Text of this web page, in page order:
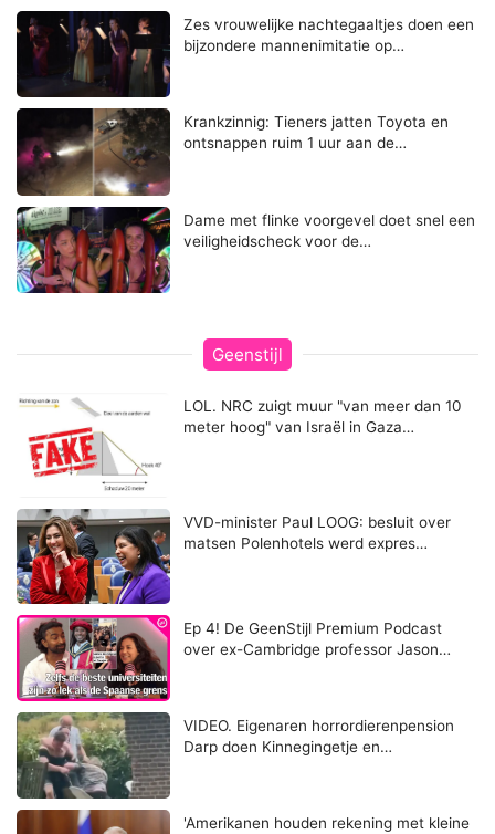
Zes vrouwelijke nachtegaaltjes doen een
bijzondere mannenimitatie op…
Krankzinnig: Tieners jatten Toyota en
ontsnappen ruim 1 uur aan de…
Dame met flinke voorgevel doet snel een
veiligheidscheck voor de…
Geenstijl
LOL. NRC zuigt muur "van meer dan 10
meter hoog" van Israël in Gaza…
VVD-minister Paul LOOG: besluit over
matsen Polenhotels werd expres…
Ep 4! De GeenStijl Premium Podcast
over ex-Cambridge professor Jason…
VIDEO. Eigenaren horrordierenpension
Darp doen Kinnegingetje en…
'Amerikanen houden rekening met kleine